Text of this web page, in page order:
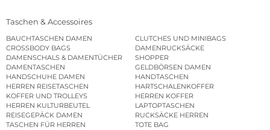
Taschen & Accessoires
BAUCHTASCHEN DAMEN
CLUTCHES UND MINIBAGS
CROSSBODY BAGS
DAMENRUCKSÄCKE
DAMENSCHALS & DAMENTÜCHER
SHOPPER
DAMENTASCHEN
GELDBÖRSEN DAMEN
HANDSCHUHE DAMEN
HANDTASCHEN
HERREN REISETASCHEN
HARTSCHALENKOFFER
KOFFER UND TROLLEYS
HERREN KOFFER
HERREN KULTURBEUTEL
LAPTOPTASCHEN
REISEGEPÄCK DAMEN
RUCKSÄCKE HERREN
TASCHEN FÜR HERREN
TOTE BAG